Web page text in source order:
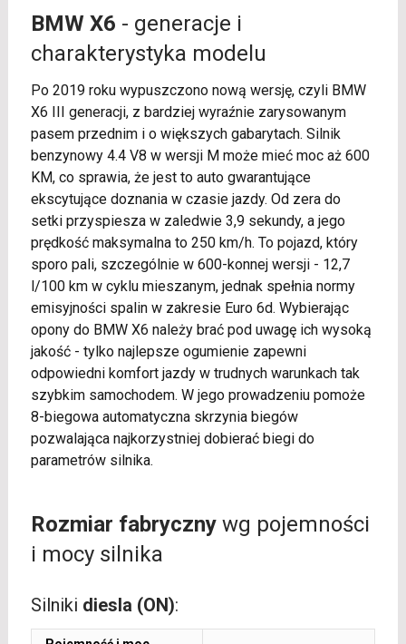
BMW X6 - generacje i
charakterystyka modelu
Po 2019 roku wypuszczono nową wersję, czyli BMW
X6 III generacji, z bardziej wyraźnie zarysowanym
pasem przednim i o większych gabarytach. Silnik
benzynowy 4.4 V8 w wersji M może mieć moc aż 600
KM, co sprawia, że jest to auto gwarantujące
ekscytujące doznania w czasie jazdy. Od zera do
setki przyspiesza w zaledwie 3,9 sekundy, a jego
prędkość maksymalna to 250 km/h. To pojazd, który
sporo pali, szczególnie w 600-konnej wersji - 12,7
l/100 km w cyklu mieszanym, jednak spełnia normy
emisyjności spalin w zakresie Euro 6d. Wybierając
opony do BMW X6 należy brać pod uwagę ich wysoką
jakość - tylko najlepsze ogumienie zapewni
odpowiedni komfort jazdy w trudnych warunkach tak
szybkim samochodem. W jego prowadzeniu pomoże
8-biegowa automatyczna skrzynia biegów
pozwalająca najkorzystniej dobierać biegi do
parametrów silnika.
Rozmiar fabrycznywg pojemności
i mocy silnika
Silniki diesla (ON):